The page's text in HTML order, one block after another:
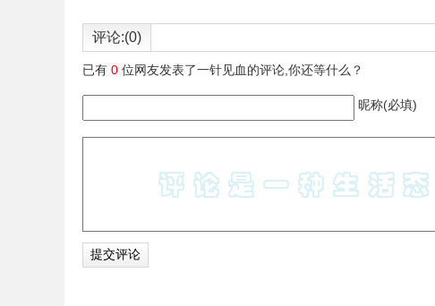
评论:(0)
已有 0 位网友发表了一针见血的评论,你还等什么？
昵称(必填)